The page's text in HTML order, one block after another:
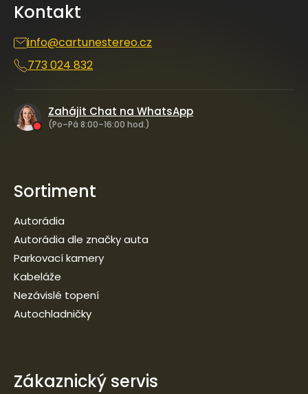
Kontakt
info@cartunestereo.cz
773 024 832
Zahájit Chat na WhatsApp
(Po–Pá 8:00–16:00 hod.)
Sortiment
Autorádia
Autorádia dle značky auta
Parkovací kamery
Kabeláže
Nezávislé topení
Autochladničky
Zákaznický servis